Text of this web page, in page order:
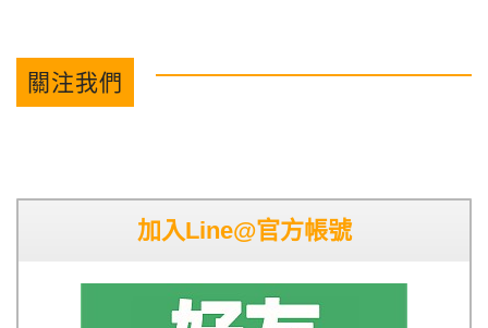
關注我們
加入Line@官方帳號